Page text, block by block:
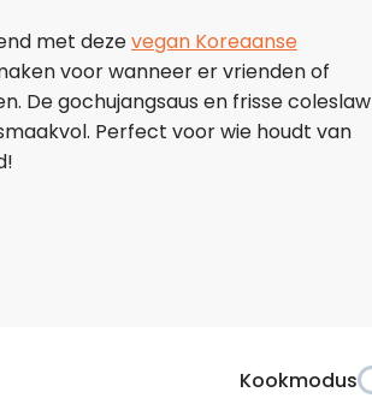
met dezevegan Koreaanse
voor wanneer er vrienden of
De gochujangsaus en frisse coleslaw
Perfect voor wie houdt van
Kookmodus